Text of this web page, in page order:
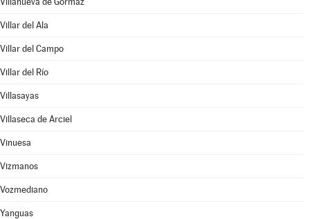
Villar del Ala
Villar del Campo
Villar del Río
Villasayas
Villaseca de Arciel
Vinuesa
Vizmanos
Vozmediano
Yanguas